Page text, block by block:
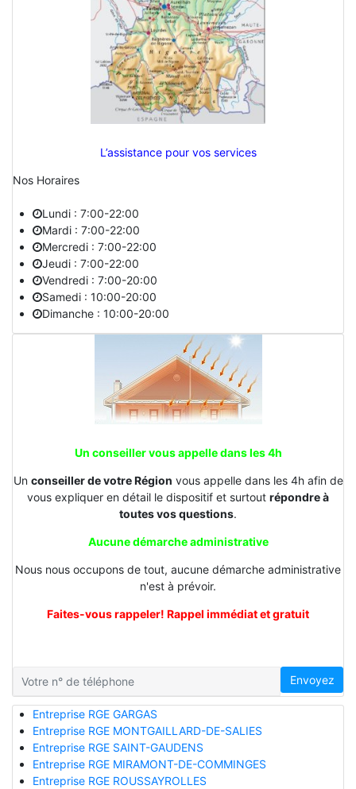
L’assistance pour vos services
Nos Horaires
Lundi : 7:00-22:00
Mardi : 7:00-22:00
Mercredi : 7:00-22:00
Jeudi : 7:00-22:00
Vendredi : 7:00-20:00
Samedi : 10:00-20:00
Dimanche : 10:00-20:00
Un conseiller vous appelle dans les 4h
Un conseiller de votre Région vous appelle dans les 4h afin de
vous expliquer en détail le dispositif et surtout répondre à
toutes vos questions.
Aucune démarche administrative
Nous nous occupons de tout, aucune démarche administrative
n'est à prévoir.
Faites-vous rappeler! Rappel immédiat et gratuit
Envoyez
Entreprise RGE GARGAS
Entreprise RGE MONTGAILLARD-DE-SALIES
Entreprise RGE SAINT-GAUDENS
Entreprise RGE MIRAMONT-DE-COMMINGES
Entreprise RGE ROUSSAYROLLES